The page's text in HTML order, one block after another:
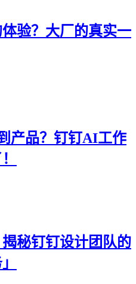
验？大厂的真实一
产品？钉钉AI工作
秘钉钉设计团队的